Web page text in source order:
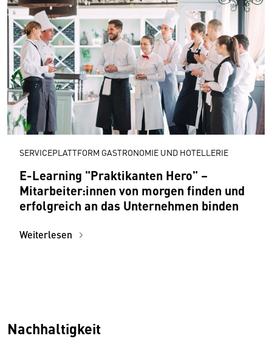
SERVICEPLATTFORM GASTRONOMIE UND HOTELLERIE
E-Learning "Praktikanten Hero" –
Mitarbeiter:innen von morgen finden und
erfolgreich an das Unternehmen binden
Weiterlesen
Nachhaltigkeit